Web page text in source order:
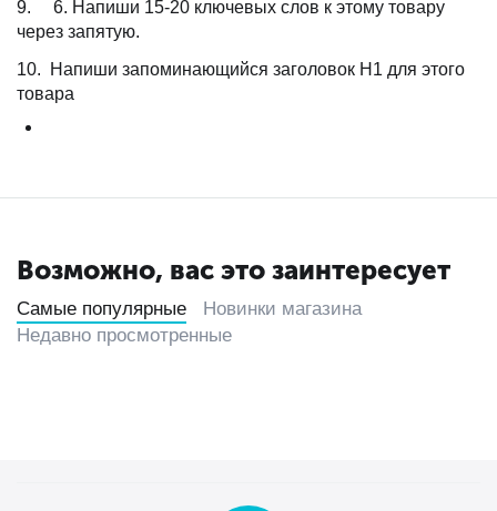
9. 6. Напиши 15-20 ключевых слов к этому товару
через запятую.
10. Напиши запоминающийся заголовок H1 для этого
товара
Возможно, вас это заинтересует
Самые популярные
Новинки магазина
Недавно просмотренные